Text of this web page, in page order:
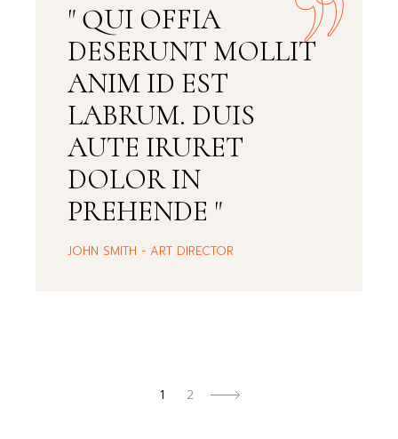
" QUI OFFIA
DESERUNT MOLLIT
ANIM ID EST
LABRUM. DUIS
AUTE IRURET
DOLOR IN
PREHENDE "
JOHN SMITH - ART DIRECTOR
1 2